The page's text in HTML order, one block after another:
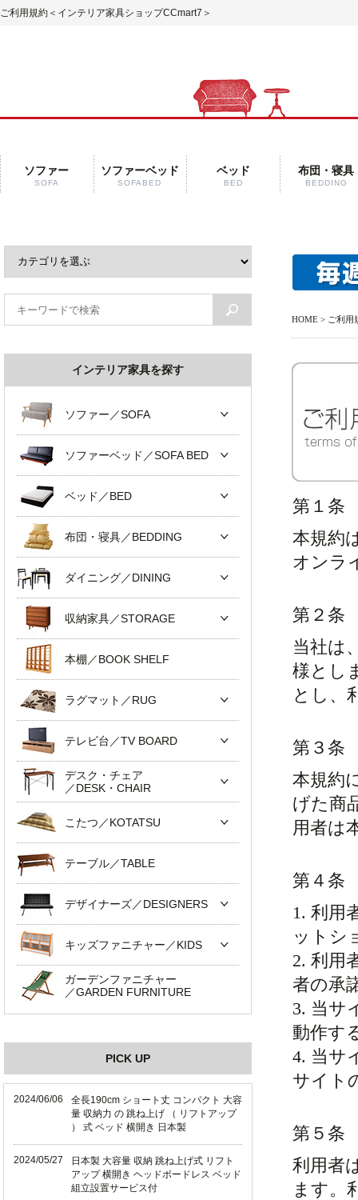
ご利用規約＜インテリア家具ショップCCmart7＞
ソファー
SOFA
ソファーベッド
SOFABED
ベッド
BED
布団・寝具
BEDDING
HOME > ご利用
第１条
本規約
オンラ
第２条
当社は
様とし
とし、
第３条
本規約
げた商
用者は
第４条
1. 利用
ットシ
2. 利用
者の承
3. 当サ
動作す
4. 当サ
サイト
第５条
利用者
ます。
インテリア家具を探す
ソファー／SOFA
ソファーベッド／SOFA BED
ベッド／BED
布団・寝具／BEDDING
ダイニング／DINING
収納家具／STORAGE
本棚／BOOK SHELF
ラグマット／RUG
テレビ台／TV BOARD
デスク・チェア
／DESK・CHAIR
こたつ／KOTATSU
テーブル／TABLE
デザイナーズ／DESIGNERS
キッズファニチャー／KIDS
ガーデンファニチャー
／GARDEN FURNITURE
PICK UP
2024/06/06
全長190cm ショート丈 コンパクト 大容
量 収納力 の 跳ね上げ （ リフトアップ
） 式 ベッド 横開き 日本製
2024/05/27
日本製 大容量 収納 跳ね上げ式 リフト
アップ 横開き ヘッドボードレス ベッド
組立設置サービス付